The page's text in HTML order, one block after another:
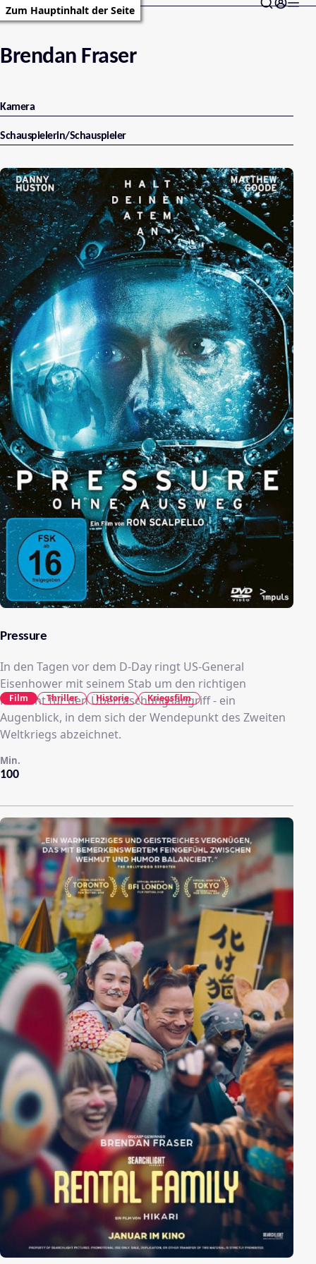
Zum Hauptinhalt der Seite
Brendan Fraser
Kamera
Schauspielerin/Schauspieler
Pressure
In den Tagen vor dem D‑Day ringt US‑General
Eisenhower mit seinem Stab um den richtigen
Moment für den Überraschungsangriff - ein
Augenblick, in dem sich der Wendepunkt des Zweiten
Weltkriegs abzeichnet.
100
Min.
Film Thriller Historie Kriegsfilm